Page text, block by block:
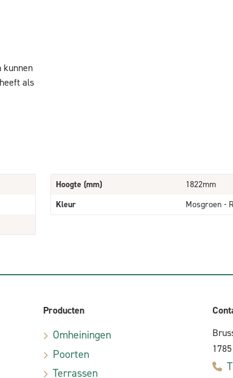
kunnen
als
Hoogte (mm)
1822mm
Kleur
Mosgroen -
Producten
Omheiningen
Poorten
Terrassen